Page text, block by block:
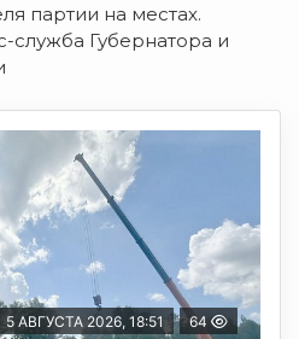
партии на местах.
служба Губернатора и
5 АВГУСТА 2026, 18:51 64